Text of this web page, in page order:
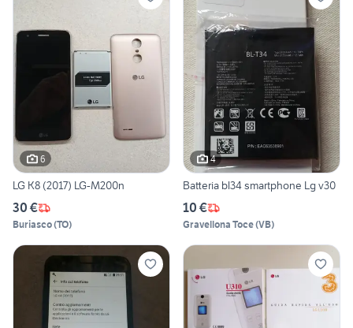
6
LG K8 (2017) LG-M200n
30 €
Buriasco(TO)
4
Batteria bl34 smartphone Lg v30
10 €
Gravellona Toce(VB)